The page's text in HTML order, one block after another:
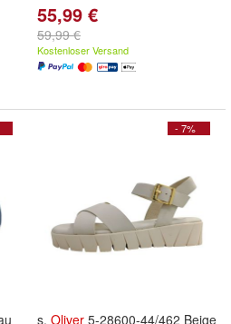
55,99 €
59,99 €
Kostenloser Versand
- 7%
s. Oliver 5-28600-44/462 Beige